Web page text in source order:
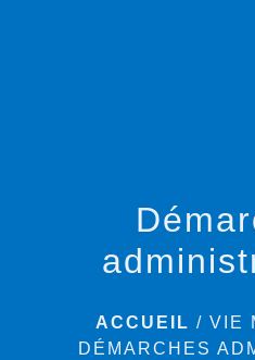
ACCUEIL / VIE
DÉMARCHES